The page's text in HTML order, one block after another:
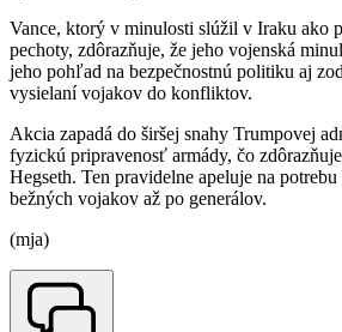
Vance, ktorý v minulosti slúžil v Iraku ako
pechoty, zdôrazňuje, že jeho vojenská
jeho pohľad na bezpečnostnú politiku aj
vysielaní vojakov do konfliktov.
Akcia zapadá do širšej snahy Trumpovej
fyzickú pripravenosť armády, čo
Hegseth. Ten pravidelne apeluje na
bežných vojakov až po generálov.
(mja)